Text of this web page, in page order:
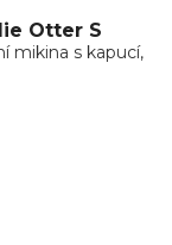
Otter S
mikina s kapucí,